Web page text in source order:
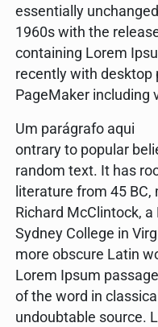
essentially
1960s with the
containing Lorem
recently with desktop
PageMaker including
Um parágrafo aqui
ontrary to popular
random text. It has
literature from 45
Richard McClintock,
Sydney College in
more obscure Latin
Lorem Ipsum
of the word in
undoubtable source.